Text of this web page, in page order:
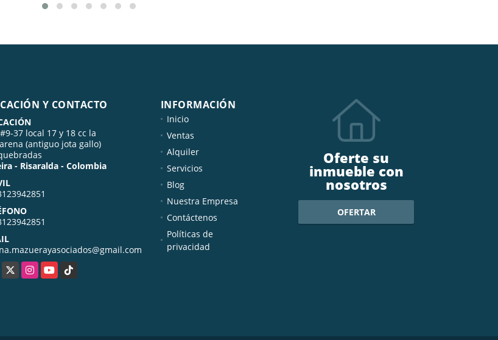
Y CONTACTO
37 local 17 y 18 cc la
(antiguo jota gallo)
- Risaralda - Colombia
X InstagramYouTubeTikTok
INFORMACIÓN
Inicio
Ventas
Alquiler
Servicios
Blog
Nuestra Empresa
Contáctenos
Políticas de
privacidad
Oferte su
inmueble con
nosotros
OFERTAR